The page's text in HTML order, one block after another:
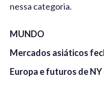
nessa categoria.
MUNDO
Mercados asiáticos
Europa e futuros de NY